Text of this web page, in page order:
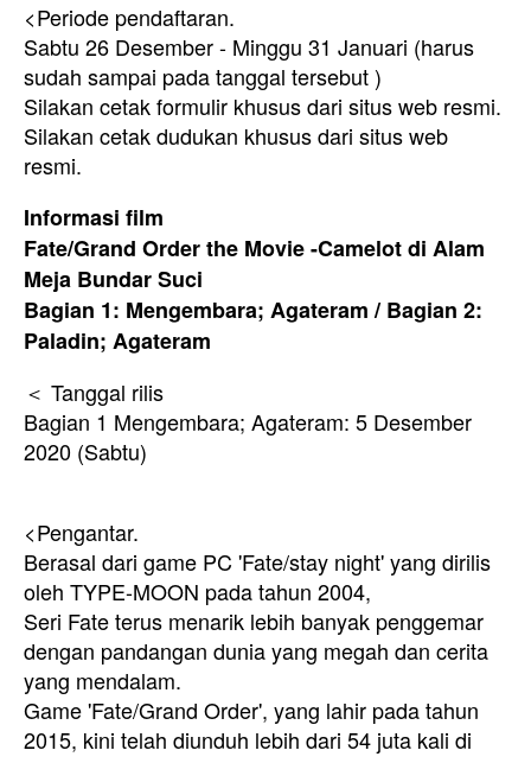
<Periode pendaftaran.
Sabtu 26 Desember - Minggu 31 Januari (harus
sudah sampai pada tanggal tersebut)
Silakan cetak formulir khusus dari situs web resmi.
Silakan cetak dudukan khusus dari situs web
resmi.
Informasi film
Fate/Grand Order the Movie -Camelot di Alam
Meja Bundar Suci
Bagian 1: Mengembara; Agateram / Bagian 2:
Paladin; Agateram
＜ Tanggal rilis
Bagian 1 Mengembara; Agateram: 5 Desember
2020 (Sabtu)
<Pengantar.
Berasal dari game PC 'Fate/stay night' yang dirilis
oleh TYPE-MOON pada tahun 2004,
Seri Fate terus menarik lebih banyak penggemar
dengan pandangan dunia yang megah dan cerita
yang mendalam.
Game 'Fate/Grand Order', yang lahir pada tahun
2015, kini telah diunduh lebih dari 54 juta kali di